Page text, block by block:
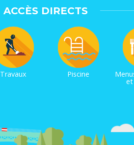
ACCÈS DIRECTS
Travaux Piscine